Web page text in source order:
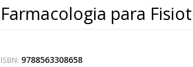
Farmacologia para
ISBN: 9788563308658